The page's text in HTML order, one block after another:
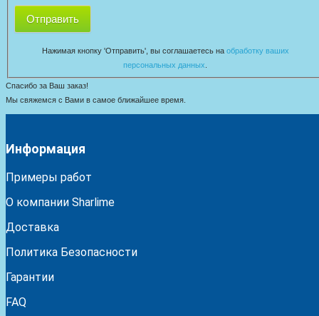
Отправить
Нажимая кнопку 'Отправить', вы соглашаетесь на обработку ваших
персональных данных
Спасибо за Ваш заказ!
Мы свяжемся с Вами в самое ближайшее время.
Информация
Примеры работ
О компании Sharlime
Доставка
Политика Безопасности
Гарантии
FAQ